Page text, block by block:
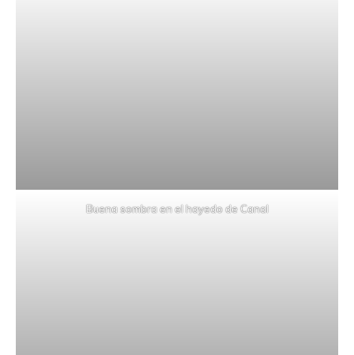
Buena sombra en el hayedo de Canal